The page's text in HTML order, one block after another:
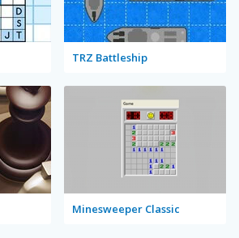
TRZ Battleship
Minesweeper Classic